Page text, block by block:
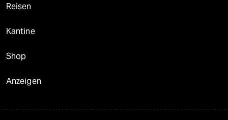
Reisen
Kantine
Shop
Anzeigen